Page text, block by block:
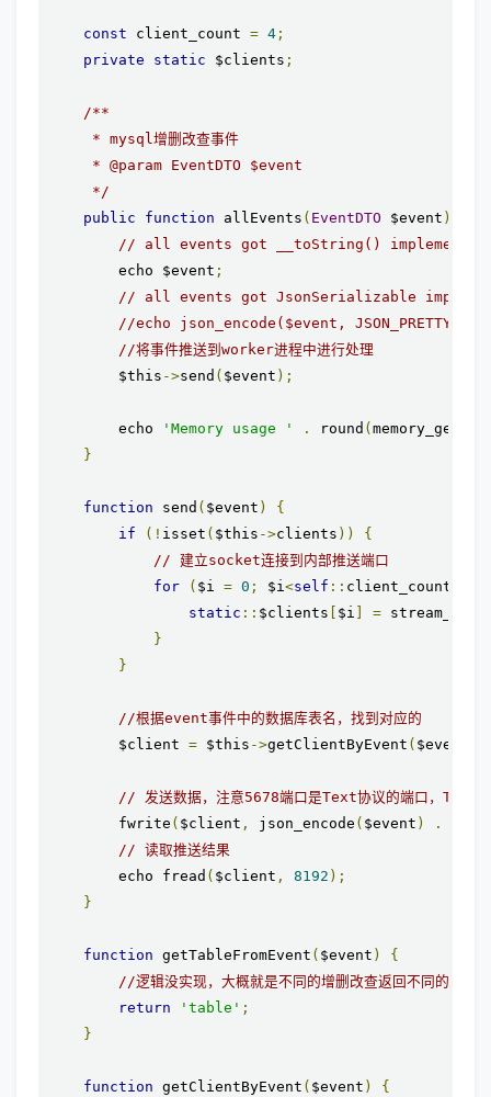
const client_count = 4 ;
private
static $clients ;
/**
     * mysql增删改查事件
     * @param EventDTO $event
     */
public
function allEvents ( EventDTO $event ):
// all events got __toString()
        echo $event
;
// all events got JsonSerializable
//echo json_encode($event,
//将事件推送到worker进程中进行处理
        $this
->send ( $event );
        echo
'Memory usage ' . round (
}
function send ( $event )
{
if
(! isset ( $this ->clients ))
{
// 建立socket连接到内部推送端口
for
( $i = 0 ; $i<self :: client_count
static :: $clients $i =
}
}
//根据event事件中的数据库表名，找到对应的
        $client
= $this ->getClientByEvent ( $event
// 发送数据，注意5678端口是Text协议的端口，Text协
        fwrite
( $client , json_encode ( $event ) .
// 读取推送结果
        echo fread
( $client , 8192 );
}
function getTableFromEvent ( $event )
{
//逻辑没实现，大概就是不同的增删改查返回不同的表名
return
'table' ;
}
function getClientByEvent ( $event ) {